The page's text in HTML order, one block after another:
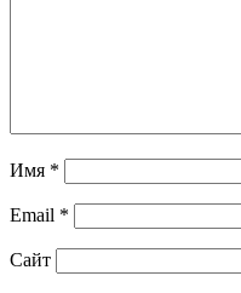
Имя *
Email *
Сайт